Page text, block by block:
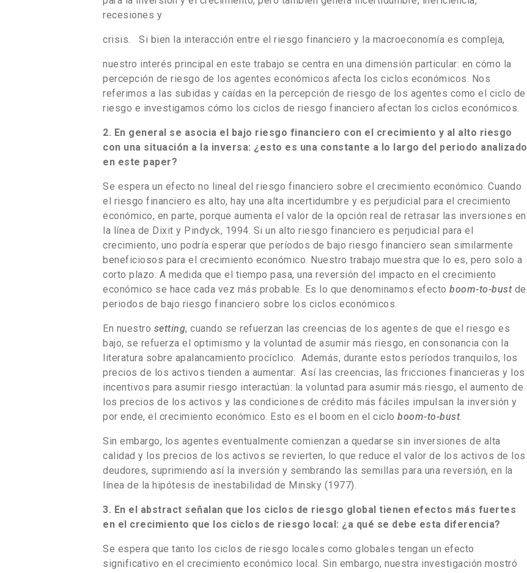
recesiones y
crisis. Si bien la interacción entre el riesgo financiero y la macroeconomía es compleja,
nuestro interés principal en este trabajo se centra en una dimensión particular: en cómo la
percepción de riesgo de los agentes económicos afecta los ciclos económicos. Nos
referimos a las subidas y caídas en la percepción de riesgo de los agentes como el ciclo de
riesgo e investigamos cómo los ciclos de riesgo financiero afectan los ciclos económicos.
2. En general se asocia el bajo riesgo financiero con el crecimiento y al alto riesgo
con una situación a la inversa: ¿esto es una constante a lo largo del periodo analizado
en este paper?
Se espera un efecto no lineal del riesgo financiero sobre el crecimiento económico. Cuando
el riesgo financiero es alto, hay una alta incertidumbre y es perjudicial para el crecimiento
económico, en parte, porque aumenta el valor de la opción real de retrasar las inversiones en
la línea de Dixit y Pindyck, 1994. Si un alto riesgo financiero es perjudicial para el
crecimiento, uno podría esperar que períodos de bajo riesgo financiero sean similarmente
beneficiosos para el crecimiento económico. Nuestro trabajo muestra que lo es, pero solo a
corto plazo. A medida que el tiempo pasa, una reversión del impacto en el crecimiento
económico se hace cada vez más probable. Es lo que denominamos efecto boom-to-bustde
periodos de bajo riesgo financiero sobre los ciclos económicos.
En nuestro setting, cuando se refuerzan las creencias de los agentes de que el riesgo es
bajo, se refuerza el optimismo y la voluntad de asumir más riesgo, en consonancia con la
literatura sobre apalancamiento procíclico. Además, durante estos períodos tranquilos, los
precios de los activos tienden a aumentar. Así las creencias, las fricciones financieras y los
incentivos para asumir riesgo interactúan: la voluntad para asumir más riesgo, el aumento de
los precios de los activos y las condiciones de crédito más fáciles impulsan la inversión y
por ende, el crecimiento económico. Esto es el boom en el ciclo boom-to-bust.
Sin embargo, los agentes eventualmente comienzan a quedarse sin inversiones de alta
calidad y los precios de los activos se revierten, lo que reduce el valor de los activos de los
deudores, suprimiendo así la inversión y sembrando las semillas para una reversión, en la
línea de la hipótesis de inestabilidad de Minsky (1977).
3. En el abstract señalan que los ciclos de riesgo global tienen efectos más fuertes
en el crecimiento que los ciclos de riesgo local: ¿a qué se debe esta diferencia?
Se espera que tanto los ciclos de riesgo locales como globales tengan un efecto
significativo en el crecimiento económico local. Sin embargo, nuestra investigación mostró